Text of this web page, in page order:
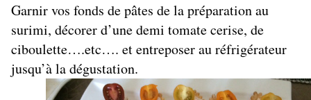
Garnir vos fonds de pâtes de la préparation au
surimi, décorer d’une demi tomate cerise, de
ciboulette….etc…. et entreposer au réfrigérateur
jusqu’à la dégustation.